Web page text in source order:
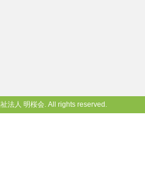
法人 明桜会. All rights reserved.